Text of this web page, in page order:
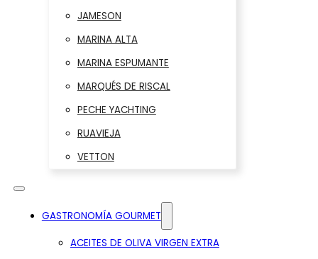
JAMESON
MARINA ALTA
MARINA ESPUMANTE
MARQUÉS DE RISCAL
PECHE YACHTING
RUAVIEJA
VETTON
GASTRONOMÍA GOURMET
ACEITES DE OLIVA VIRGEN EXTRA